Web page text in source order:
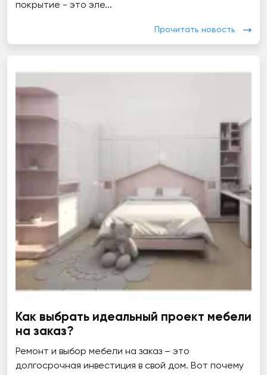
покрытие - это эле...
Прочитать новость
Как выбрать идеальный проект мебели
на заказ?
Ремонт и выбор мебели на заказ – это
долгосрочная инвестиция в свой дом. Вот почему